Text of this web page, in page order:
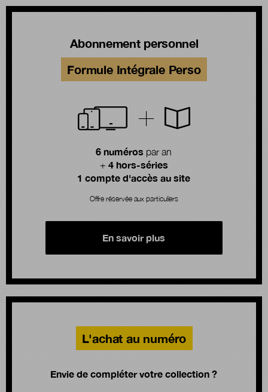
Abonnement personnel
Formule Intégrale Perso
6 numéros par an
+ 4 hors-séries
1 compte d'accès au site
Offre réservée aux particuliers
En savoir plus
L'achat au numéro
Envie de compléter votre collection ?